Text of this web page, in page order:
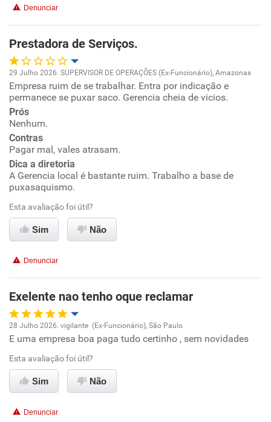
Denunciar
Prestadora de Serviços.
Oportunidade de promoção
Ambiente de trabalho
Conciliação com a vida familiar
Benefícios
Não recomenda esta empresa
Não recomenda a diretoria
29 Julho 2026. SUPERVISOR DE OPERAÇÕES (Ex-Funcionário), Amazonas
Empresa ruim de se trabalhar. Entra por indicação e
permanece se puxar saco. Gerencia cheia de vicios.
Prós
Nenhum.
Contras
Pagar mal, vales atrasam.
Dica a diretoria
A Gerencia local é bastante ruim. Trabalho a base de
puxasaquismo.
Esta avaliação foi útil?
Sim Não
Denunciar
Exelente nao tenho oque reclamar
Oportunidade de promoção
Ambiente de trabalho
28 Julho 2026. vigilante (Ex-Funcionário), São Paulo
E uma empresa boa paga tudo certinho , sem novidades
Esta avaliação foi útil?
Sim Não
Denunciar